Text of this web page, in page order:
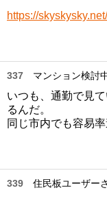
https://
337 マンション検討
いつも、通勤で見
るんだ。
同じ市内でも容易
339 住民板ユーザー